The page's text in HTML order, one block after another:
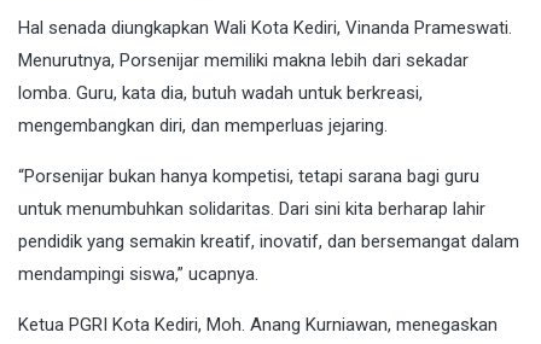
Hal senada diungkapkan Wali Kota Kediri, Vinanda Prameswati.
Menurutnya, Porsenijar memiliki makna lebih dari sekadar
lomba. Guru, kata dia, butuh wadah untuk berkreasi,
mengembangkan diri, dan memperluas jejaring.
“Porsenijar bukan hanya kompetisi, tetapi sarana bagi guru
untuk menumbuhkan solidaritas. Dari sini kita berharap lahir
pendidik yang semakin kreatif, inovatif, dan bersemangat dalam
mendampingi siswa,” ucapnya.
Ketua PGRI Kota Kediri, Moh. Anang Kurniawan, menegaskan